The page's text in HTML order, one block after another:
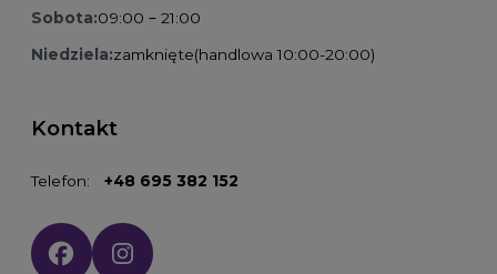
Sobota:09:00 – 21:00
Niedziela:zamknięte(handlowa 10:00-20:00)
Kontakt
Telefon: +48 695 382 152
Social media: